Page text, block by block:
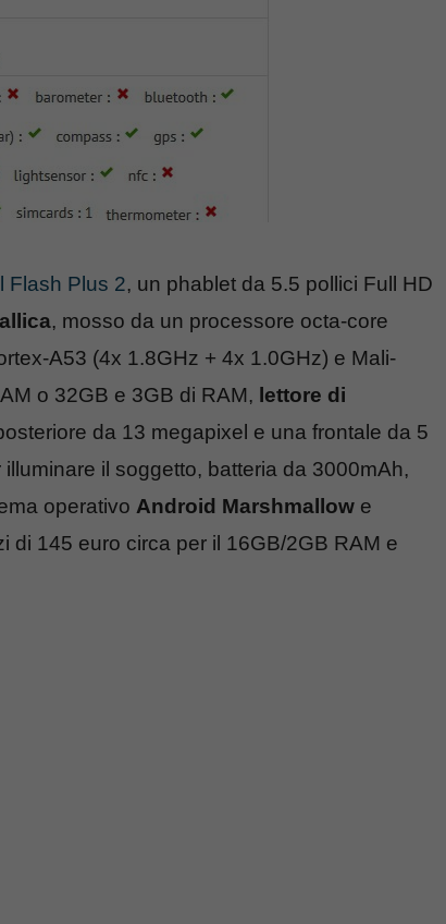
Flash Plus 2, un phablet da 5.5 pollici Full HD
, mosso da un processore octa-core
A53 (4x 1.8GHz + 4x 1.0GHz) e Mali-
o 32GB e 3GB di RAM, lettore di
da 13 megapixel e una frontale da 5
il soggetto, batteria da 3000mAh,
operativo Android Marshmallow e
di 145 euro circa per il 16GB/2GB RAM e